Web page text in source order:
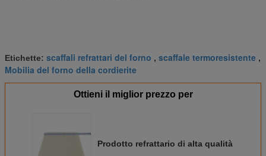
Etichette: scaffali refrattari del forno , scaffale termoresistente ,
Mobilia del forno della cordierite
Ottieni il miglior prezzo per
Prodotto refrattario di alta qualità